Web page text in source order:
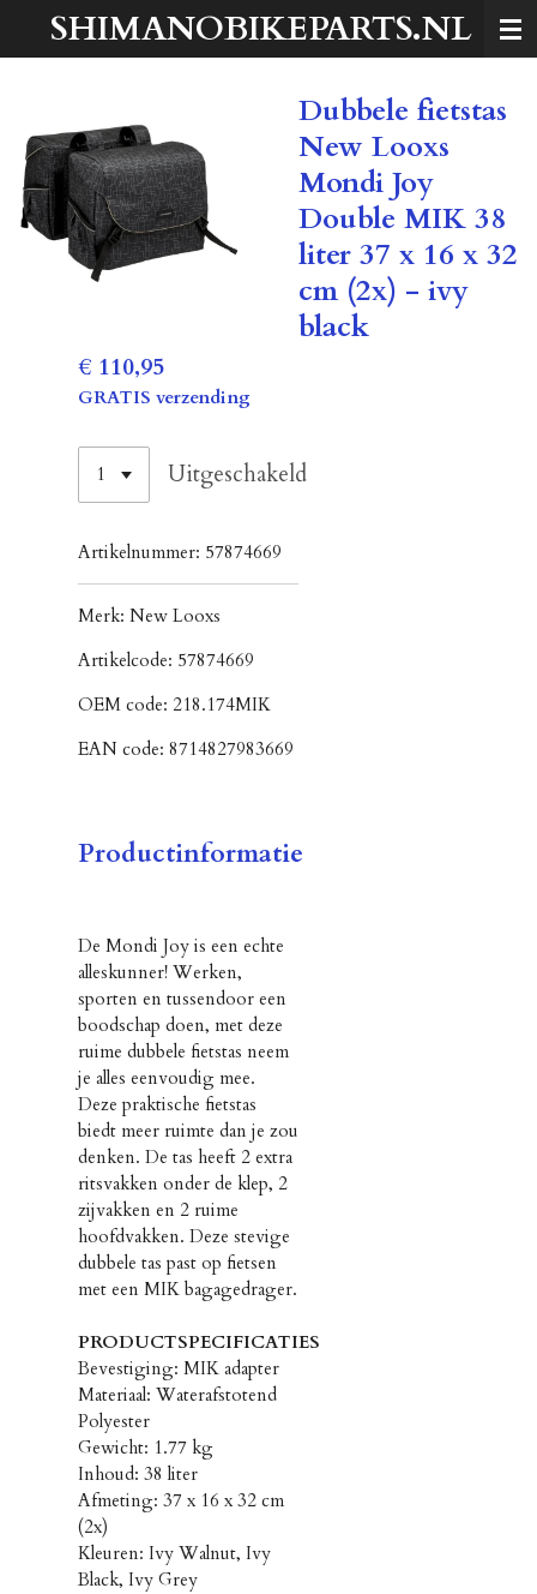
hoofdinhoud
SHIMANOBIKEPARTS.NL
Dubbele fietstas
New Looxs
Mondi Joy
Double MIK 38
liter 37 x 16 x 32
cm (2x) - ivy
black
€ 110,95
GRATIS verzending
Uitgeschakeld
Artikelnummer: 57874669
Merk: New Looxs
Artikelcode: 57874669
OEM code: 218.174MIK
EAN code: 8714827983669
Productinformatie
De Mondi Joy is een echte
alleskunner! Werken,
sporten en tussendoor een
boodschap doen, met deze
ruime dubbele fietstas neem
je alles eenvoudig mee.
Deze praktische fietstas
biedt meer ruimte dan je zou
denken. De tas heeft 2 extra
ritsvakken onder de klep, 2
zijvakken en 2 ruime
hoofdvakken. Deze stevige
dubbele tas past op fietsen
met een MIK bagagedrager.
PRODUCTSPECIFICATIES
Bevestiging: MIK adapter
Materiaal: Waterafstotend
Polyester
Gewicht: 1.77 kg
Inhoud: 38 liter
Afmeting: 37 x 16 x 32 cm
(2x)
Kleuren: Ivy Walnut, Ivy
Black, Ivy Grey